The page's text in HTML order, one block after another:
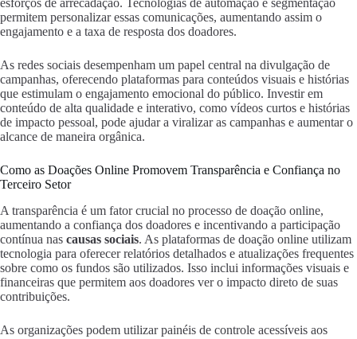
esforços de arrecadação. Tecnologias de automação e segmentação
permitem personalizar essas comunicações, aumentando assim o
engajamento e a taxa de resposta dos doadores.
As redes sociais desempenham um papel central na divulgação de
campanhas, oferecendo plataformas para conteúdos visuais e histórias
que estimulam o engajamento emocional do público. Investir em
conteúdo de alta qualidade e interativo, como vídeos curtos e histórias
de impacto pessoal, pode ajudar a viralizar as campanhas e aumentar o
alcance de maneira orgânica.
Como as Doações Online Promovem Transparência e Confiança no
Terceiro Setor
A transparência é um fator crucial no processo de doação online,
aumentando a confiança dos doadores e incentivando a participação
contínua nas causas sociais. As plataformas de doação online utilizam
tecnologia para oferecer relatórios detalhados e atualizações frequentes
sobre como os fundos são utilizados. Isso inclui informações visuais e
financeiras que permitem aos doadores ver o impacto direto de suas
contribuições.
As organizações podem utilizar painéis de controle acessíveis aos